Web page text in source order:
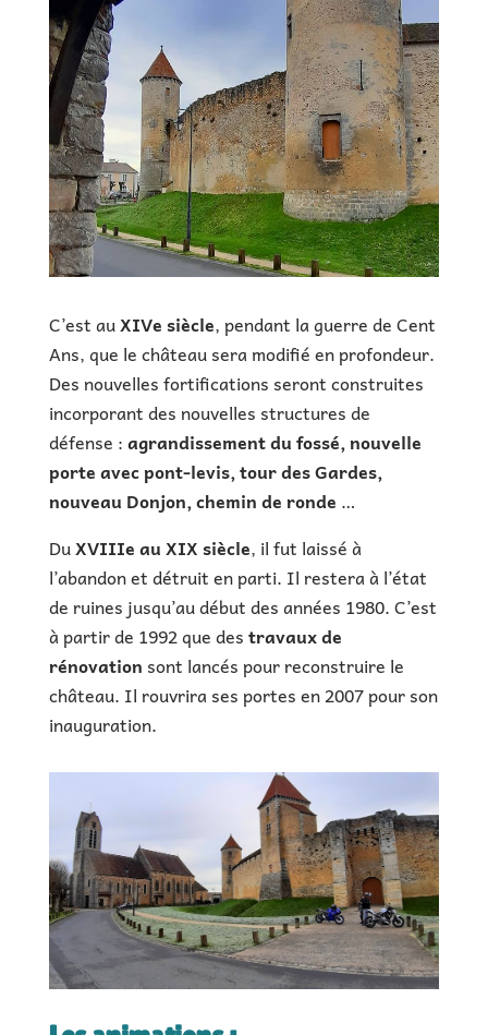
C’est auXIVe siècle, pendant la guerre de Cent
Ans, que le château sera modifié en profondeur.
Des nouvelles fortifications seront construites
incorporant des nouvelles structures de
défense :agrandissement du fossé, nouvelle
porte avec pont-levis, tour des Gardes,
nouveau Donjon, chemin de ronde …
DuXVIIIe au XIX siècle, il fut laissé à
l’abandon et détruit en parti. Il restera à l’état
de ruines jusqu’au début des années 1980. C’est
à partir de 1992 que destravaux de
rénovation sont lancés pour reconstruire le
château. Il rouvrira ses portes en 2007 pour son
inauguration.